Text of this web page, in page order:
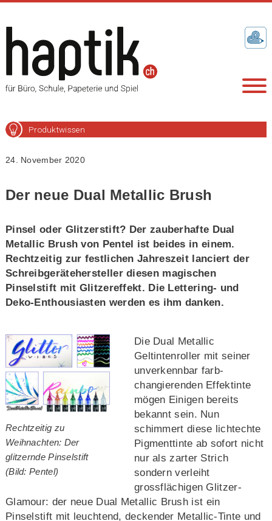
Produktwissen
24. November 2020
Der neue Dual Metallic Brush
Pinsel oder Glitzerstift? Der zauberhafte Dual
Metallic Brush von Pentel ist beides in einem.
Rechtzeitig zur festlichen Jahreszeit lanciert der
Schreibgerätehersteller diesen magischen
Pinselstift mit Glitzereffekt. Die Lettering- und
Deko-Enthousiasten werden es ihm danken.
Rechtzeitig zu
Weihnachten: Der
glitzernde Pinselstift
(Bild: Pentel)
Die Dual Metallic
Geltintenroller mit seiner
unverkennbar farb-
changierenden Effektinte
mögen Einigen bereits
bekannt sein. Nun
schimmert diese lichtechte
Pigmenttinte ab sofort nicht
nur als zarter Strich
sondern verleiht
grossflächigen Glitzer-
Glamour: der neue Dual Metallic Brush ist ein
Pinselstift mit leuchtend, deckender Metallic-Tinte und